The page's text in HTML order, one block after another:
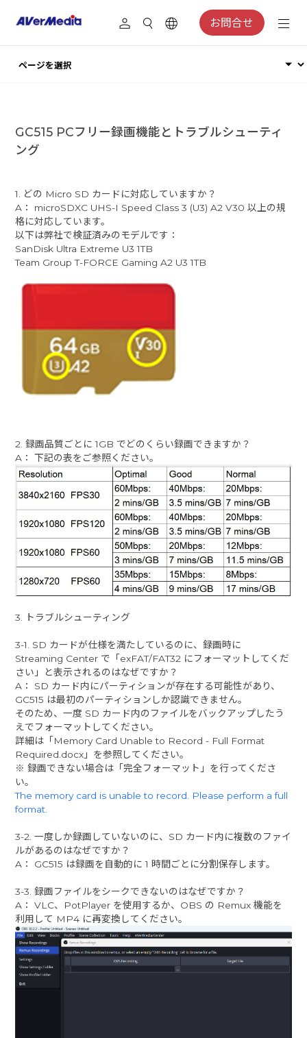
お問合せ
GC515 PCフリー録画機能とトラブルシューティ
ング
1. どの Micro SD カードに対応していますか？
A： microSDXC UHS-I Speed Class 3 (U3) A2 V30 以上の規
格に対応しています。
以下は弊社で検証済みのモデルです：
SanDisk Ultra Extreme U3 1TB
Team Group T-FORCE Gaming A2 U3 1TB
2. 録画品質ごとに 1GB でどのくらい録画できますか？
A： 下記の表をご参照ください。
3. トラブルシューティング
3-1. SD カードが仕様を満たしているのに、録画時に
Streaming Center で「exFAT/FAT32 にフォーマットしてくだ
さい」と表示されるのはなぜですか？
A： SD カード内にパーティションが存在する可能性があり、
GC515 は最初のパーティションしか認識できません。
そのため、一度 SD カード内のファイルをバックアップしたう
えでフォーマットしてください。
詳細は「Memory Card Unable to Record - Full Format
Required.docx」を参照してください。
※ 録画できない場合は「完全フォーマット」を行ってくださ
い。
The memory card is unable to record. Please perform a full
format.
3-2. 一度しか録画していないのに、SD カード内に複数のファイ
ルがあるのはなぜですか？
A： GC515 は録画を自動的に 1 時間ごとに分割保存します。
3-3. 録画ファイルをシークできないのはなぜですか？
A： VLC、PotPlayer を使用するか、OBS の Remux 機能を
利用して MP4 に再変換してください。